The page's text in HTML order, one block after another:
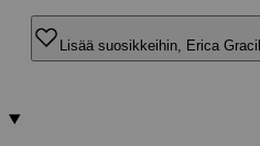
Lisää suosikkeihin, Erica